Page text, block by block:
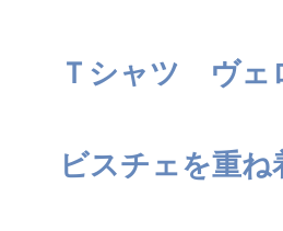
Ｔシャツ ヴェ
ビスチェを重